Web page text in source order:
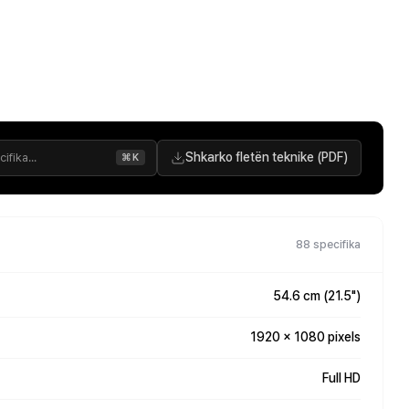
⌘K Shkarko fletën teknike (PDF)
88 specifika
54.6 cm (21.5")
1920 x 1080 pixels
Full HD